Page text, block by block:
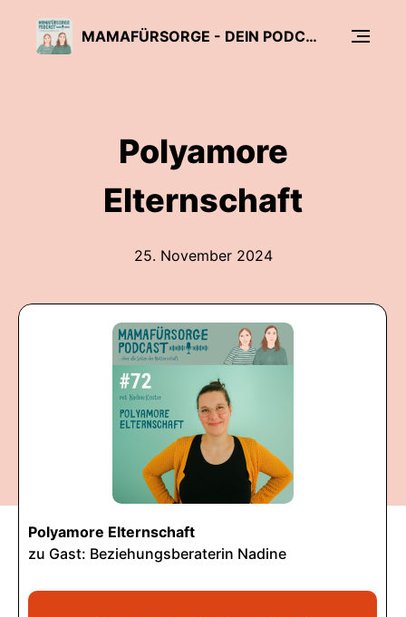
MAMAFÜRSORGE - DEIN PODCAST FÜR ALLE SEITEN DER MUTTERSCHAFT
Polyamore
Elternschaft
25. November 2024